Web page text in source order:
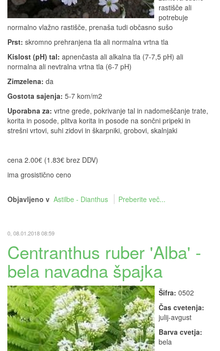
rastišče ali
potrebuje
normalno vlažno rastišče, prenaša tudi občasno sušo
Prst: skromno prehranjena tla ali normalna vrtna tla
Kislost (pH) tal: apnenčasta ali alkalna tla (7-7,5 pH) ali
normalna ali nevtralna vrtna tla (6-7 pH)
Zimzelena: da
Gostota sajenja: 5-7 kom/m2
Uporabna za: vrtne grede, pokrivanje tal in nadomeščanje trate,
korita in posode, plitva korita in posode na sončni pripeki in
strešni vrtovi, suhi zidovi in škarpniki, grobovi, skalnjaki
cena 2.00€ (1.83€ brez DDV)
ima grosistično ceno
Objavljeno v Astilbe - Dianthus Preberite več...
0, 08.01.2018 08:59
Centranthus ruber 'Alba' -
bela navadna špajka
Šifra: 0502
Čas cvetenja:
julij-avgust
Barva cvetja:
bela